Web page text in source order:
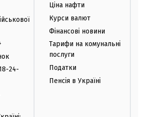
24-
Ціна нафти
Курси валют
Фінансові новини
Тарифи на комунальні
послуги
Податки
Пенсія в Україні